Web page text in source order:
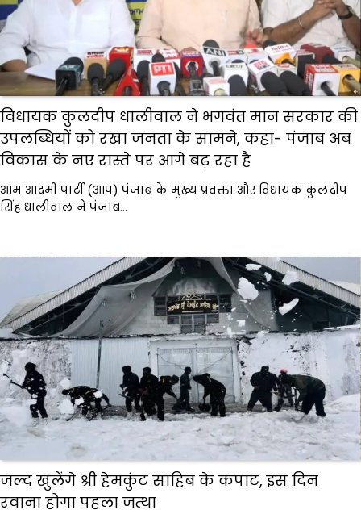
विधायक कुलदीप धालीवाल ने भगवंत मान सरकार की
उपलब्धियों को रखा जनता के सामने, कहा- पंजाब अब
विकास के नए रास्ते पर आगे बढ़ रहा है
आम आदमी पार्टी (आप) पंजाब के मुख्य प्रवक्ता और विधायक कुलदीप
सिंह धालीवाल ने पंजाब…
जल्द खुलेंगे श्री हेमकुंट साहिब के कपाट, इस दिन
रवाना होगा पहला जत्था